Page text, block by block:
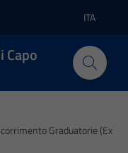
Lingua
ITA
Capo
Graduatorie (ex